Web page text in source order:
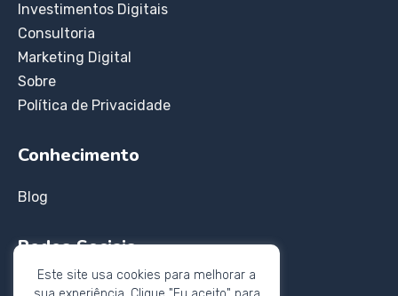
Investimentos Digitais
Consultoria
Marketing Digital
Sobre
Política de Privacidade
Conhecimento
Blog
Redes Sociais
Instagram
Este site usa cookies para melhorar a